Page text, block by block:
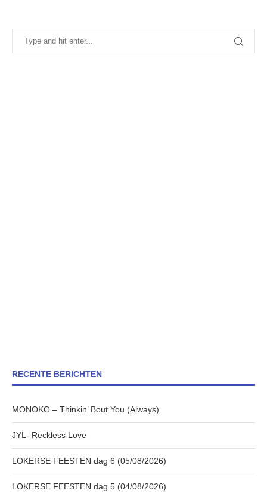
RECENTE BERICHTEN
MONOKO – Thinkin’ Bout You (Always)
JYL- Reckless Love
LOKERSE FEESTEN dag 6 (05/08/2026)
LOKERSE FEESTEN dag 5 (04/08/2026)